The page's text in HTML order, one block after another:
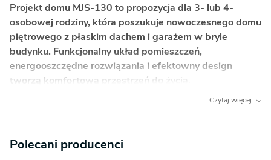
Projekt domu MJS-130 to propozycja dla 3- lub 4-
osobowej rodziny, która poszukuje nowoczesnego domu
piętrowego z płaskim dachem i garażem w bryle
budynku. Funkcjonalny układ pomieszczeń,
energooszczędne rozwiązania i efektowny design
tworzą komfortową przestrzeń do życia.
nad pokojem dziennym optycznie powiększa
Czytaj więcej
Polecani producenci